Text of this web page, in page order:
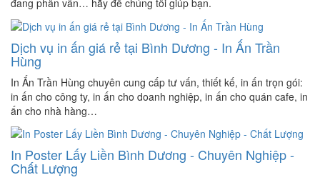
đang phân vân… hãy để chúng tôi giúp bạn.
Dịch vụ in ấn giá rẻ tại Bình Dương - In Ấn Trần
Hùng
In Ấn Trần Hùng chuyên cung cấp tư vấn, thiết kế, in ấn trọn gói:
in ấn cho công ty, in ấn cho doanh nghiệp, in ấn cho quán cafe, in
ấn cho nhà hàng…
In Poster Lấy Liền Bình Dương - Chuyên Nghiệp -
Chất Lượng